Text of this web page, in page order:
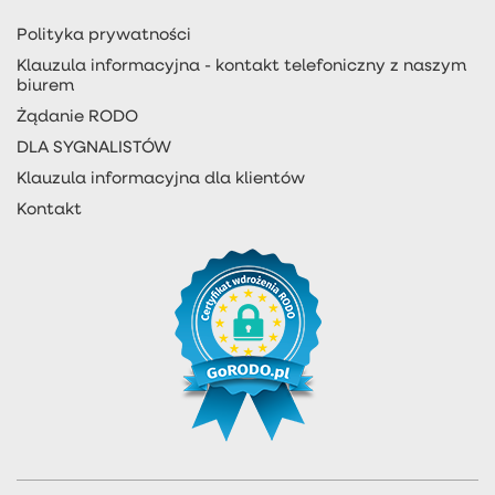
Polityka prywatności
Klauzula informacyjna - kontakt telefoniczny z naszym
biurem
Żądanie RODO
DLA SYGNALISTÓW
Klauzula informacyjna dla klientów
Kontakt